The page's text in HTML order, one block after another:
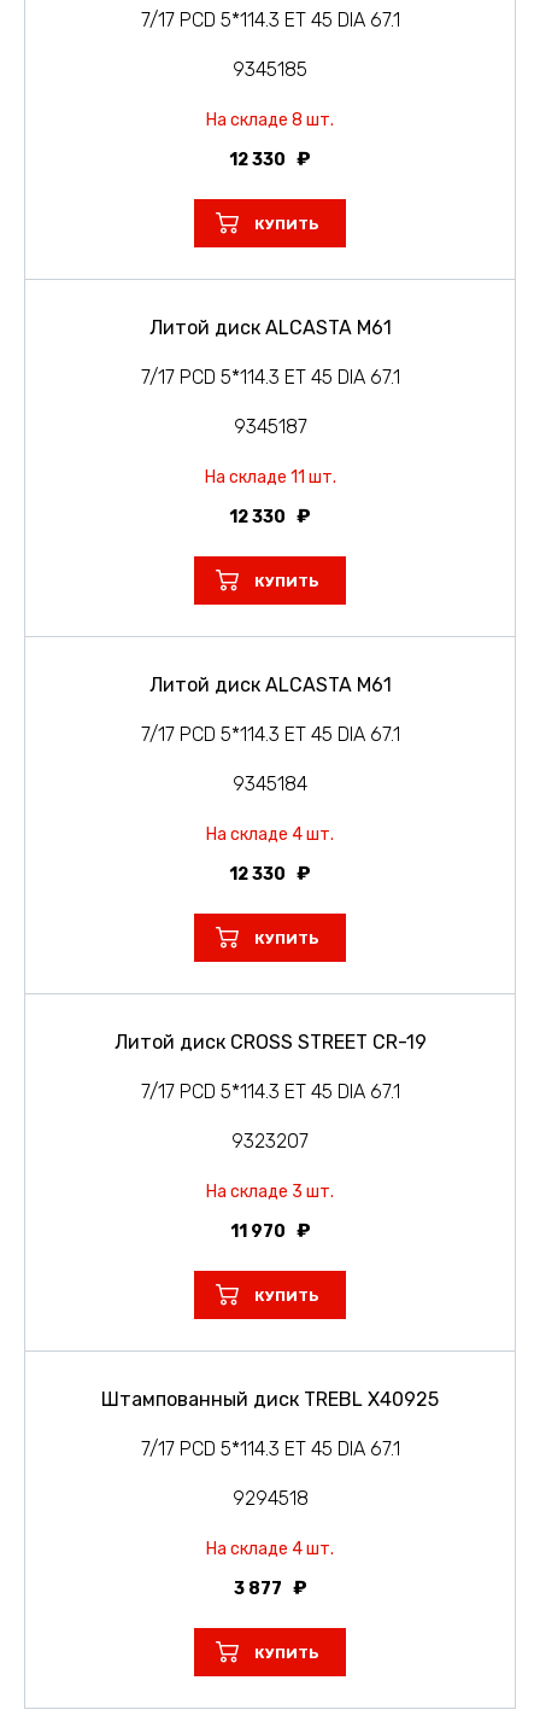
7/17 PCD 5*114.3 ET 45 DIA 67.1
9345185
На складе 8 шт.
12 330
КУПИТЬ
Литой диск ALCASTA M61
7/17 PCD 5*114.3 ET 45 DIA 67.1
9345187
На складе 11 шт.
12 330
КУПИТЬ
Литой диск ALCASTA M61
7/17 PCD 5*114.3 ET 45 DIA 67.1
9345184
На складе 4 шт.
12 330
КУПИТЬ
Литой диск CROSS STREET CR-19
7/17 PCD 5*114.3 ET 45 DIA 67.1
9323207
На складе 3 шт.
11 970
КУПИТЬ
Штампованный диск TREBL X40925
7/17 PCD 5*114.3 ET 45 DIA 67.1
9294518
На складе 4 шт.
3 877
КУПИТЬ